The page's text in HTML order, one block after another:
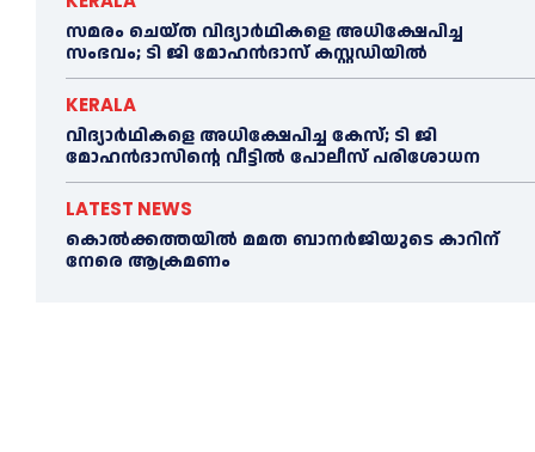
സമരം ചെയ്ത വിദ്യാര്‍ഥികളെ അധിക്ഷേപിച്ച
സംഭവം; ടി ജി മോഹന്‍ദാസ് കസ്റ്റഡിയിൽ
KERALA
വിദ്യാര്‍ഥികളെ അധിക്ഷേപിച്ച കേസ്; ടി ജി
മോഹന്‍ദാസിന്റെ വീട്ടില്‍ പോലീസ് പരിശോധന
LATEST NEWS
കൊല്‍ക്കത്തയില്‍ മമത ബാനര്‍ജിയുടെ കാറിന്
നേരെ ആക്രമണം